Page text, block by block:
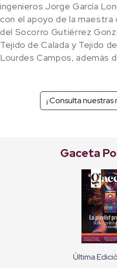
ingenieros Jorge García
con el apoyo de la maestra
del Socorro Gutiérrez
Tejido de Calada y Tejido
Lourdes Campos, además
¡ Consulta
Gaceta
Última